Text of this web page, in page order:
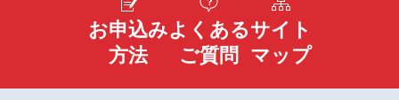
お申込み
方法
よくある
ご質問
サイト
マップ